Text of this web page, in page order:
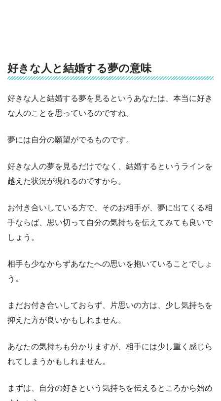
好きな人と結婚する夢の意味
好きな人と結婚する夢を見るというあなたは、本当に好き
な人のことを思っているのですね。
夢には自分の願望がでるものです。
好きな人の夢を見るだけでなく、結婚するというラインを
越えた状況が現れるのですから。
お付き合いしている方で、そのお相手が、夢に出てくる相
手ならば、思い切って自分の気持ちを伝えてみても良いで
しょう。
相手も少なからずあなたへの思いを抱いていることでしょ
う。
まだお付き合いしておらず、片思いの方は、少し気持ちを
抑えた方が良いかもしれません。
あなたの気持ちも分かりますが、相手には少し重く感じら
れてしまうかもしれません。
まずは、自分の好きという気持ちを伝えるところから始め